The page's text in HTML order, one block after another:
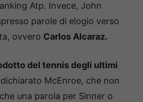
Atp. Invece, John
parole di elogio verso
ovvero Carlos Alcaraz.
del tennis degli ultimi
dichiarato McEnroe, che non
una parola per Sinner o